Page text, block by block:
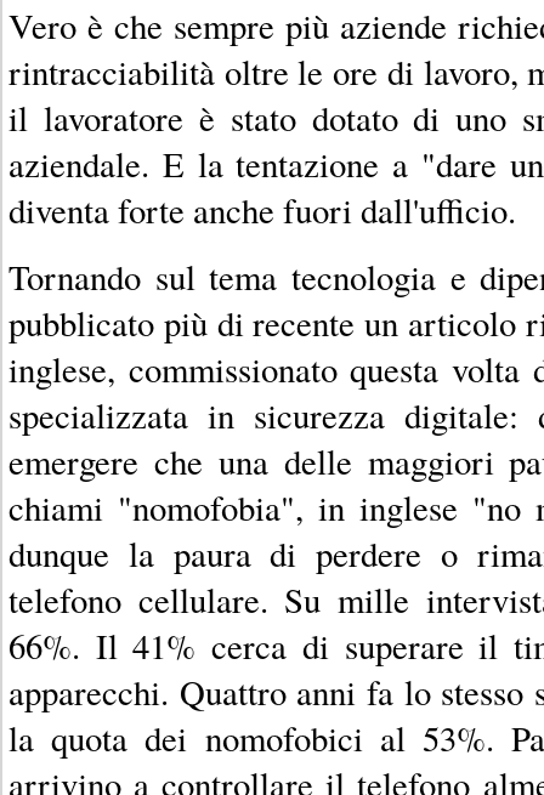
Vero è che sempre più aziende
rintracciabilità oltre le ore di lavoro,
il lavoratore è stato dotato di uno
aziendale. E la tentazione a "dare
diventa forte anche fuori dall'ufficio.
Tornando sul tema tecnologia e
pubblicato più di recente un articolo
inglese, commissionato questa volta
specializzata in sicurezza digitale:
emergere che una delle maggiori
chiami "nomofobia", in inglese "no
dunque la paura di perdere o
telefono cellulare. Su mille
66%. Il 41% cerca di superare il
apparecchi. Quattro anni fa lo stesso
la quota dei nomofobici al 53%.
arrivino a controllare il telefono